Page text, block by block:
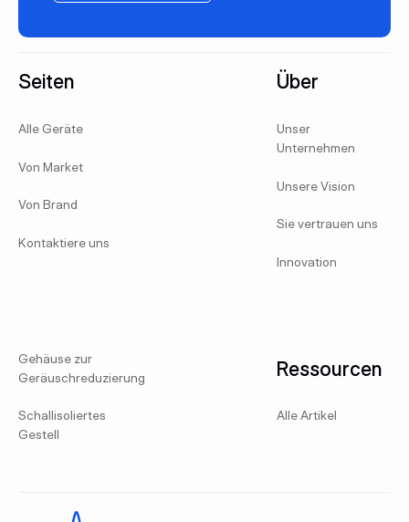
Seiten
Alle Geräte
Von Market
Von Brand
Kontaktiere uns
Gehäuse zur
Geräuschreduzierung
Schallisoliertes
Gestell
Über
Unser
Unternehmen
Unsere Vision
Sie vertrauen uns
Innovation
Ressourcen
Alle Artikel